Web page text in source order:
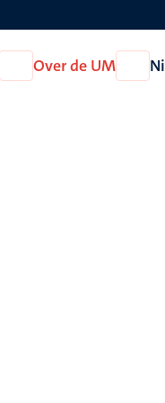
Open
Onderzoek
Over de UM
Open
Over